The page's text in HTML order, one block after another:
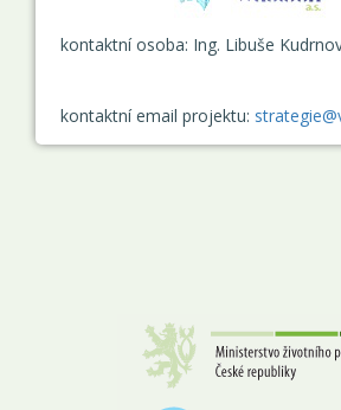
kontaktní osoba: Ing. Libuše
kontaktní email projektu: